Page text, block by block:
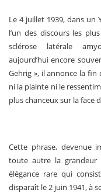
Le 4 juillet 1939, dans un
l’un des discours les
sclérose latérale
aujourd’hui encore
Gehrig », il annonce la fin
ni la plainte ni le
plus chanceux sur la face
Cette phrase, devenue
toute autre la grandeur
élégance rare qui
disparaît le 2 juin 1941, à